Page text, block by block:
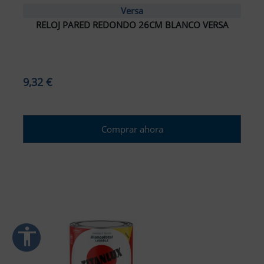
Versa
RELOJ PARED REDONDO 26CM BLANCO VERSA
9,32 €
Comprar ahora
accessibility
interlineado
colores
de Accesibilidad